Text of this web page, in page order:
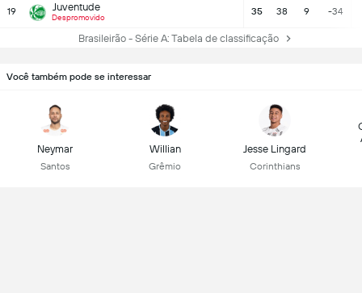
19 Juventude
Despromovido
35 38 9 -34
Brasileirão - Série A: Tabela de classificação
Você também pode se interessar
Neymar
Santos
Willian
Grêmio
Jesse Lingard
Corinthians